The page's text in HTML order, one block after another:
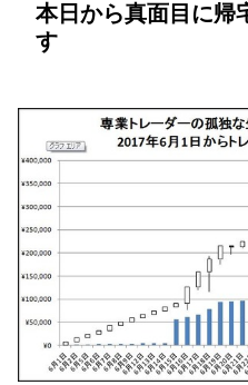
本日から真面目に帰
す